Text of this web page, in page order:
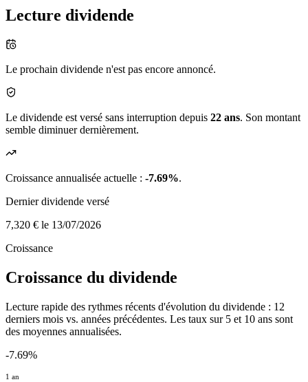
Lecture dividende
Le prochain dividende n'est pas encore annoncé.
Le dividende est versé sans interruption depuis 22 ans. Son montant
semble diminuer dernièrement.
Croissance annualisée actuelle : -7.69%.
Dernier dividende versé
7,320 € le 13/07/2026
Croissance
Croissance du dividende
Lecture rapide des rythmes récents d'évolution du dividende : 12
derniers mois vs. années précédentes. Les taux sur 5 et 10 ans sont
des moyennes annualisées.
-7.69%
1 an